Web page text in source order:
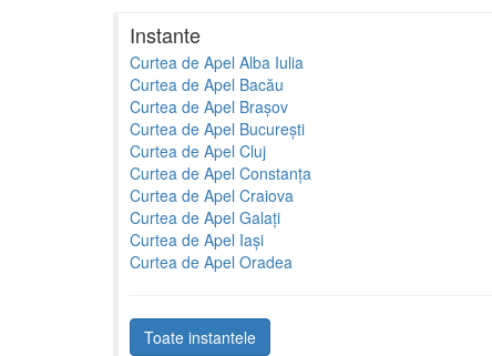
Instante
Curtea de Apel Alba Iulia
Curtea de Apel Bacău
Curtea de Apel Brașov
Curtea de Apel București
Curtea de Apel Cluj
Curtea de Apel Constanța
Curtea de Apel Craiova
Curtea de Apel Galați
Curtea de Apel Iași
Curtea de Apel Oradea
Toate instantele